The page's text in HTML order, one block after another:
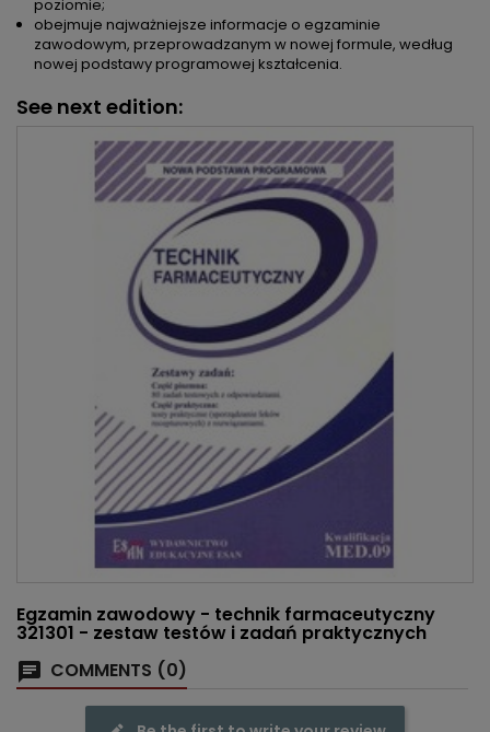
poziomie;
obejmuje najważniejsze informacje o egzaminie
zawodowym, przeprowadzanym w nowej formule, według
nowej podstawy programowej kształcenia.
See next edition:
Egzamin zawodowy - technik farmaceutyczny
321301 - zestaw testów i zadań praktycznych
COMMENTS (0)